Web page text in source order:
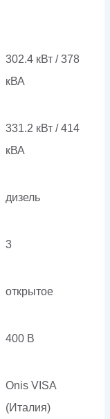
302.4 кВт / 378
кВА
331.2 кВт / 414
кВА
дизель
3
открытое
400 В
Onis VISA
(Италия)